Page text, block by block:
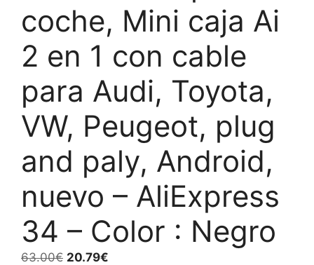
coche, Mini caja Ai
2 en 1 con cable
para Audi, Toyota,
VW, Peugeot, plug
and paly, Android,
nuevo – AliExpress
34 – Color : Negro
63.00€ El
20.79€